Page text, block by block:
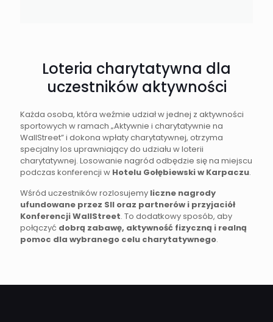
Loteria charytatywna dla
uczestników aktywności
Każda osoba, która weźmie udział w jednej z aktywności
sportowych w ramach „Aktywnie i charytatywnie na
WallStreet” i dokona wpłaty charytatywnej, otrzyma
specjalny los uprawniający do udziału w loterii
charytatywnej. Losowanie nagród odbędzie się na miejscu
podczas konferencji w Hotelu Gołębiewski w Karpaczu.
Wśród uczestników rozlosujemy liczne nagrody
ufundowane przez SII oraz partnerów i przyjaciół
Konferencji WallStreet. To dodatkowy sposób, aby
połączyć dobrą zabawę, aktywność fizyczną i realną
pomoc dla wybranego celu charytatywnego.